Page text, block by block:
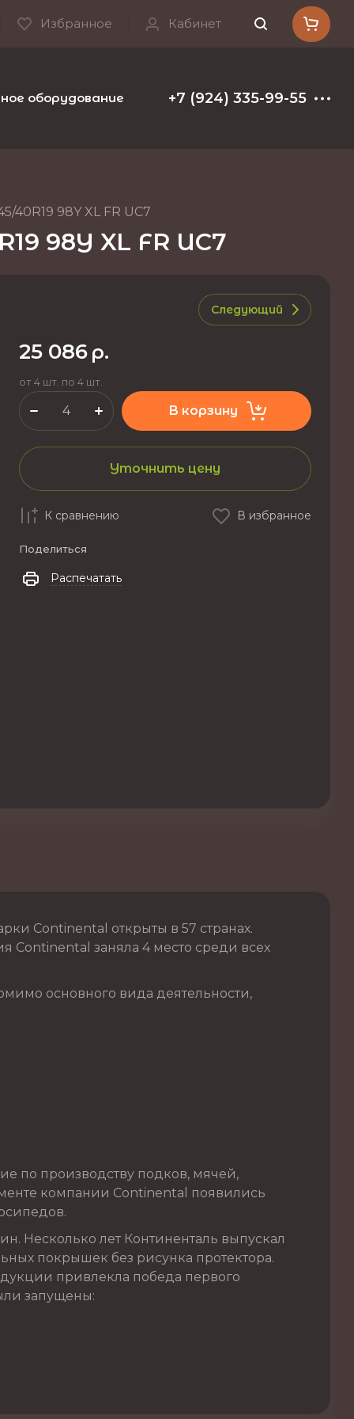
Избранное Кабинет
оборудование и расходные материалы
+7 (924) 335-99-55
98Y XL FR UC7
98Y XL FR UC7
Следующий
25 086 р.
от 4 шт. по 4 шт.
В корзину
Уточнить цену
К сравнению В избранное
Поделиться
Распечатать
Continental открыты в 57 странах.
Continental заняла 4 место среди всех
основного вида деятельности,
по производству подков, мячей,
компании Continental появились
Несколько лет Континенталь выпускал
покрышек без рисунка протектора.
привлекла победа первого
запущены: